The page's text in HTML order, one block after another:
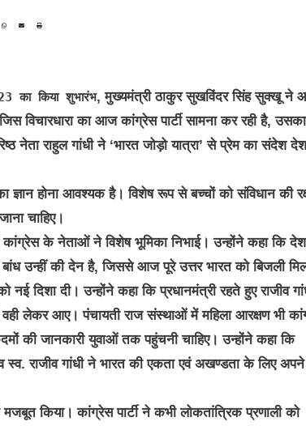
का किया शुभारंभ, मुख्यमंत्री ठाकुर सुखविंदर सिंह सुक्खू ने
विचारधारा का आज कांग्रेस पार्टी सामना कर रही है, उसका
राहुल गांधी ने ‘भारत जोड़ो यात्रा’ से प्रेम का संदेश
होना आवश्यक है। विशेष रूप से बच्चों को संविधान की
चाहिए।
के नेताओं ने विशेष भूमिका निभाई। उन्होंने कहा कि
उन्हीं की देन है, जिससे आज पूरे उत्तर भारत को बिजली
दिशा दी। उन्होंने कहा कि प्रधानमंत्री रहते हुए राजीव
लेकर आए। पंचायती राज संस्थाओं में महिला आरक्षण भी
की जानकारी युवाओं तक पहुंचनी चाहिए। उन्होंने कहा कि
स्व. राजीव गांधी ने भारत की एकता एवं अखण्डता के लिए अपने
किया। कांग्रेस पार्टी ने कभी लोकतांत्रिक प्रणाली को